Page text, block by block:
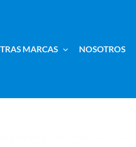
MARCAS NOSOTROS